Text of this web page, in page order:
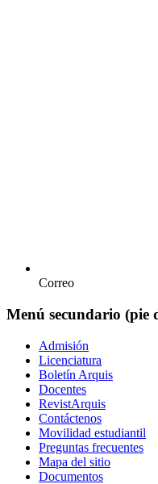
Correo
Menú secundario (pie
Admisión
Licenciatura
Boletín Arquis
Docentes
RevistArquis
Contáctenos
Movilidad estudiantil
Preguntas frecuentes
Mapa del sitio
Documentos